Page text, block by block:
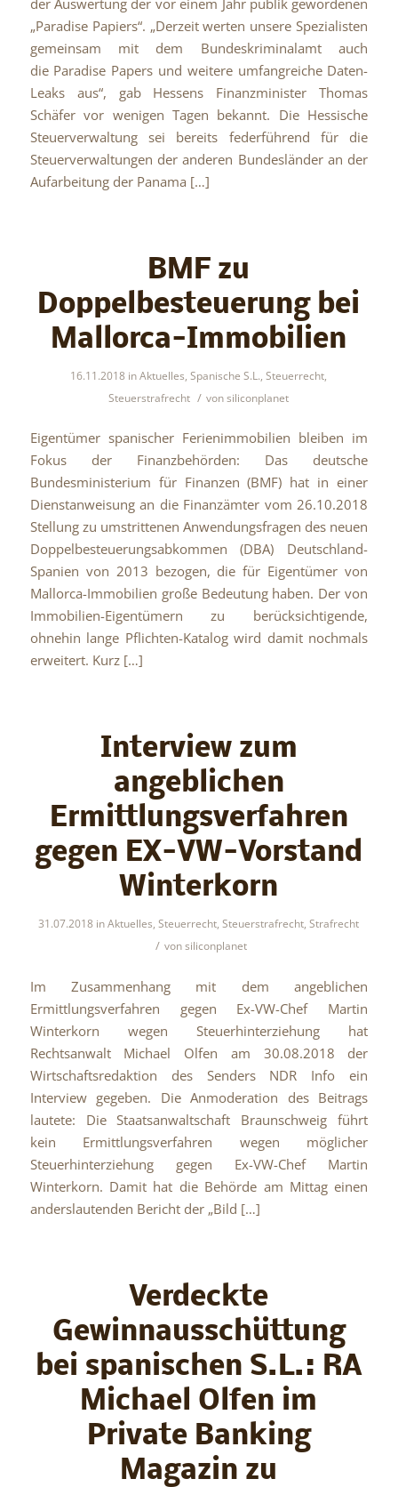
der Auswertung der vor einem Jahr publik gewordenen
„Paradise Papiers“. „Derzeit werten unsere Spezialisten
gemeinsam mit dem Bundeskriminalamt auch
die Paradise Papers und weitere umfangreiche Daten-
Leaks aus“, gab Hessens Finanzminister Thomas
Schäfer vor wenigen Tagen bekannt. Die Hessische
Steuerverwaltung sei bereits federführend für die
Steuerverwaltungen der anderen Bundesländer an der
Aufarbeitung der Panama […]
BMF zu
Doppelbesteuerung bei
Mallorca-Immobilien
16.11.2018 inAktuelles,Spanische S.L.,Steuerrecht,
Steuerstrafrecht / vonsiliconplanet
Eigentümer spanischer Ferienimmobilien bleiben im
Fokus der Finanzbehörden: Das deutsche
Bundesministerium für Finanzen (BMF) hat in einer
Dienstanweisung an die Finanzämter vom 26.10.2018
Stellung zu umstrittenen Anwendungsfragen des neuen
Doppelbesteuerungsabkommen (DBA) Deutschland-
Spanien von 2013 bezogen, die für Eigentümer von
Mallorca-Immobilien große Bedeutung haben. Der von
Immobilien-Eigentümern zu berücksichtigende,
ohnehin lange Pflichten-Katalog wird damit nochmals
erweitert. Kurz […]
Interview zum
angeblichen
Ermittlungsverfahren
gegen EX-VW-Vorstand
Winterkorn
31.07.2018 inAktuelles,Steuerrecht,Steuerstrafrecht,Strafrecht
/ vonsiliconplanet
Im Zusammenhang mit dem angeblichen
Ermittlungsverfahren gegen Ex-VW-Chef Martin
Winterkorn wegen Steuerhinterziehung hat
Rechtsanwalt Michael Olfen am 30.08.2018 der
Wirtschaftsredaktion des Senders NDR Info ein
Interview gegeben. Die Anmoderation des Beitrags
lautete: Die Staatsanwaltschaft Braunschweig führt
kein Ermittlungsverfahren wegen möglicher
Steuerhinterziehung gegen Ex-VW-Chef Martin
Winterkorn. Damit hat die Behörde am Mittag einen
anderslautenden Bericht der „Bild […]
Verdeckte
Gewinnausschüttung
bei spanischen S.L.: RA
Michael Olfen im
Private Banking
Magazin zu